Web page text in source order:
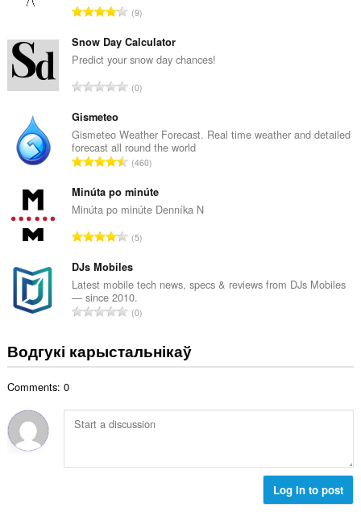
А
з
н
к
:
9
Snow Day Calculator
Predict your snow day chances!
А
н
а
к
ў
:
0
Gismeteo
Gismeteo Weather Forecast. Real time weather and detailed
forecast all round the world
А
з
н
к
ў
:
460
Minúta po minúte
Minúta po minúte Denníka N
А
з
н
а
к
ў
:
5
DJs Mobiles
Latest mobile tech news, specs & reviews from DJs Mobiles
— since 2010.
А
н
а
ў
0
Водгукі карыстальнікаў
Comments: 0
Log in to post